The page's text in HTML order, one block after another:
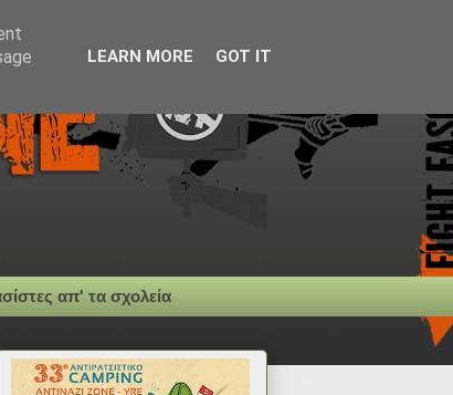
απ' τα σχολεία
LEARN MORE GOT IT